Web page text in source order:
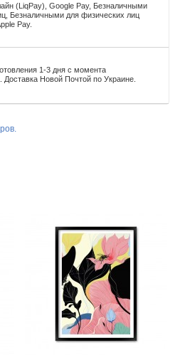
(LiqPay), Google Pay, Безналичными
Безналичными для физических лиц
Pay.
1-3 дня с момента
Доставка Новой Почтой по Украине.